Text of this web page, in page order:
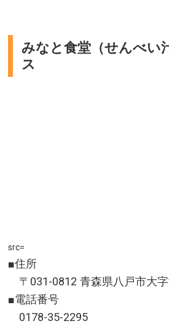
ンソウやカタクリの花も湿原に
をお楽しみいただけます。
みなと食堂（せんべい
ス
src=
■住所
〒031-0812 青森県八戸市大
■電話番号
0178-35-2295